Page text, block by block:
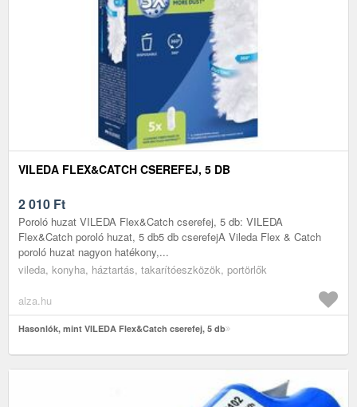
VILEDA FLEX&CATCH CSEREFEJ, 5 DB
2 010 Ft
Poroló huzat VILEDA Flex&Catch cserefej, 5 db: VILEDA
Flex&Catch poroló huzat, 5 db5 db cserefejA Vileda Flex & Catch
poroló huzat nagyon hatékony,...
vileda, konyha, háztartás, takarítóeszközök, portörlők
alza.hu
Hasonlók, mint VILEDA Flex&Catch cserefej, 5 db